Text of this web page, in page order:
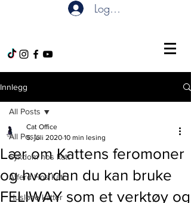
Logg inn
Innlegg
All Posts
Sykdom hos katt
Atferd Hos Katt
Husløse katter
All Posts
Lær om Kattens feromoner
og hvordan du kan bruke
FELIWAY som et verktøy og
Cat Office
5. juli 2020 10 min lesing